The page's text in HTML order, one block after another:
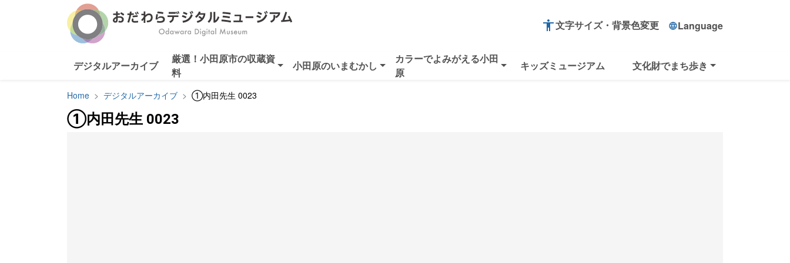
accessibility文字サイズ・背景色変更 languageLanguage
デジタルアーカイブ
厳選！小田原市の収蔵資
料
小田原のいまむかし
カラーでよみがえる小田
原
キッズミュージアム 文化財でまち歩き
Home デジタルアーカイブ ①内田先生 0023
①内田先生 0023